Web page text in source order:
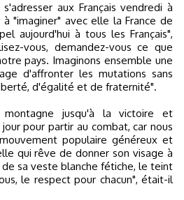
aux Français vendredi à
"imaginer" avec elle la France de
aujourd'hui à tous les Français",
vous, demandez-vous ce que
pays. Imaginons ensemble une
d'affronter les mutations sans
d'égalité et de fraternité".
jusqu'à la victoire et
pour partir au combat, car nous
populaire généreux et
qui rêve de donner son visage à
sa veste blanche fétiche, le teint
le respect pour chacun", était-il